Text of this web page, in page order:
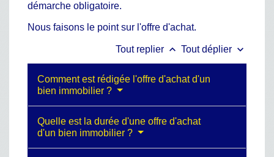
démarche obligatoire.
Nous faisons le point sur l'offre d'achat.
Tout replier keyboard_arrow_up Tout déplier keyboard_arrow_down
Comment est rédigée l'offre d'achat d'un
bien immobilier ?
Quelle est la durée d'une offre d'achat
d'un bien immobilier ?